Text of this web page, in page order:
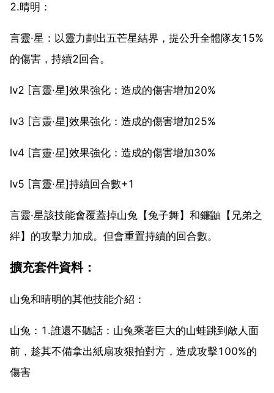
2.晴明：
言靈·星：以靈力劃出五芒星結界，提公升全體隊友15%
的傷害，持續2回合。
lv2 [言靈·星]效果強化：造成的傷害增加20%
lv3 [言靈·星]效果強化：造成的傷害增加25%
lv4 [言靈·星]效果強化：造成的傷害增加30%
lv5 [言靈·星]持續回合數+1
言靈·星該技能會覆蓋掉山兔【兔子舞】和鐮鼬【兄弟之
絆】的攻擊力加成。但會重置持續的回合數。
擴充套件資料：
山兔和晴明的其他技能介紹：
山兔：1.誰還不聽話：山兔乘著巨大的山蛙跳到敵人面
前，趁其不備拿出紙扇攻狠拍對方，造成攻擊100%的
傷害